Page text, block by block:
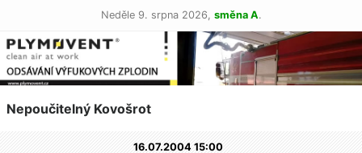
Neděle 9. srpna 2026, směna A.
Nepoučitelný Kovošrot
16.07.2004 15:00